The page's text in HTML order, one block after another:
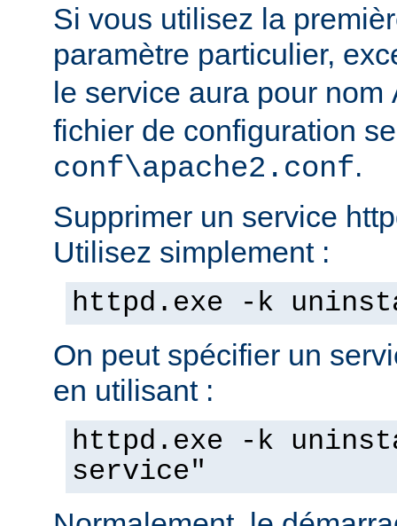
Si vous utilisez la
paramètre particulier,
le service aura pour nom
fichier de configuration
conf\apache2.conf.
Supprimer un service
Utilisez simplement :
httpd.exe -k
On peut spécifier un
en utilisant :
httpd.exe -k
service"